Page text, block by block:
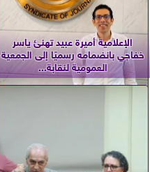
الإعلامية أميرة عبيد تهنئ ياسر
خفاجي بانضمامه رسميًا إلى الجمعية
العمومية لنقابة...